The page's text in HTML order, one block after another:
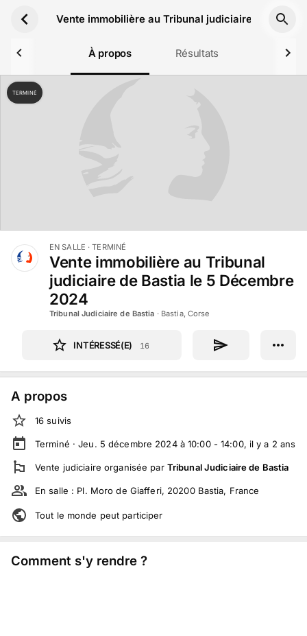
Vente immobilière au Tribunal judiciaire de Bastia
À propos Résultats
TERMINÉ
EN SALLE · TERMINÉ
Vente immobilière au Tribunal
judiciaire de Bastia le 5 Décembre
2024
Tribunal Judiciaire de Bastia · Bastia, Corse
INTÉRESSÉ(E) 16
A propos
16 suivis
Terminé ·Jeu. 5 décembre 2024 à 10:00 - 14:00, il y a 2 ans
Vente judiciaire organisée par Tribunal Judiciaire de Bastia
En salle : Pl. Moro de Giafferi, 20200 Bastia, France
Tout le monde peut participer
Comment s'y rendre ?